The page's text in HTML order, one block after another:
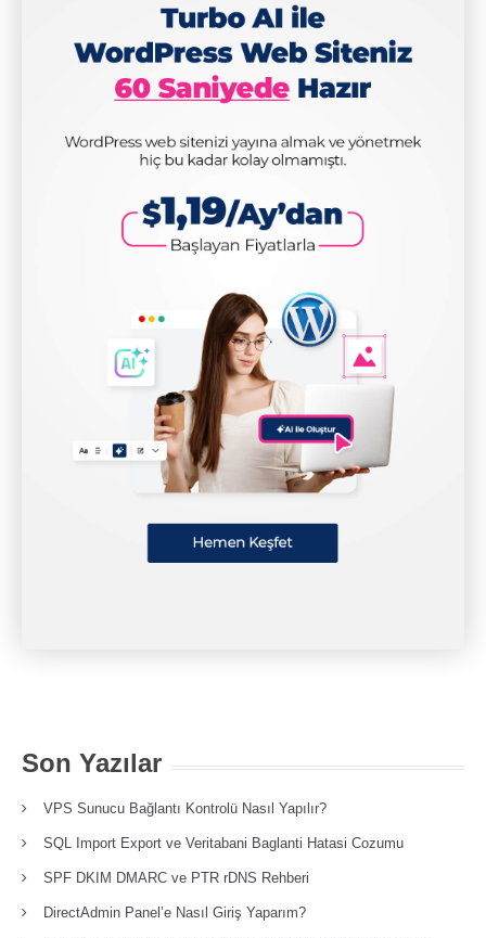
Son Yazılar
VPS Sunucu Bağlantı Kontrolü Nasıl Yapılır?
SQL Import Export ve Veritabani Baglanti Hatasi Cozumu
SPF DKIM DMARC ve PTR rDNS Rehberi
DirectAdmin Panel’e Nasıl Giriş Yaparım?